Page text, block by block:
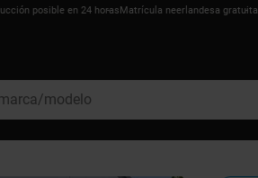
posible en 24 horasMatrícula neerlandesa gratuita